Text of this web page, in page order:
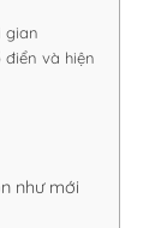
gian
điển và hiện
như mới